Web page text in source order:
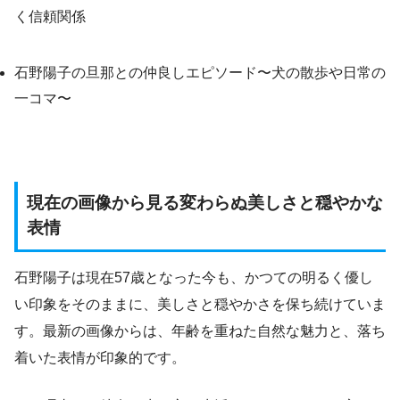
く信頼関係
石野陽子の旦那との仲良しエピソード〜犬の散歩や日常の
一コマ〜
現在の画像から見る変わらぬ美しさと穏やかな
表情
石野陽子は現在57歳となった今も、かつての明るく優し
い印象をそのままに、美しさと穏やかさを保ち続けていま
す。最新の画像からは、年齢を重ねた自然な魅力と、落ち
着いた表情が印象的です。